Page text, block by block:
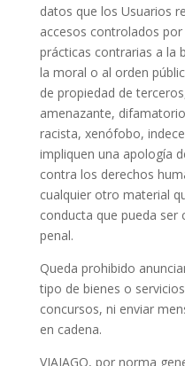
datos que los Usuarios
accesos controlados por
prácticas contrarias a la
la moral o al orden
de propiedad de
amenazante,
racista, xenófobo,
impliquen una apología
contra los derechos
cualquier otro material
conducta que pueda ser
penal.
Queda prohibido
tipo de bienes o
concursos, ni enviar
en cadena.
VIAJAGO, por norma